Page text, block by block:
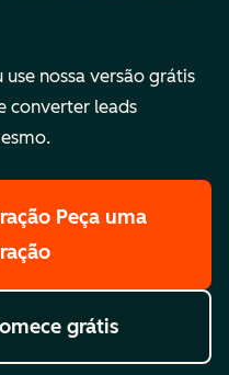
nossa versão grátis
converter leads
Peça uma
grátis